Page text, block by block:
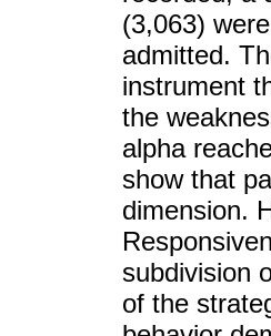
(3,063)
admitted.
instrument
the
alpha
show that
dimension.
subdivision
of the